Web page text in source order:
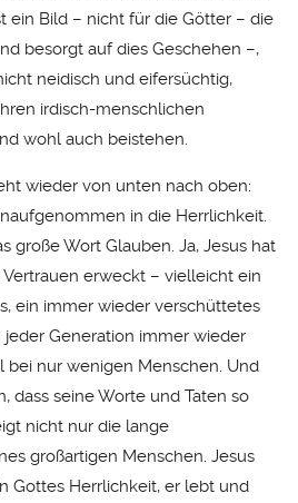
ein Bild – nicht für die Götter – die
besorgt auf dies Geschehen –,
neidisch und eifersüchtig,
irdisch-menschlichen
wohl auch beistehen.
wieder von unten nach oben:
in die Herrlichkeit.
große Wort Glauben. Ja, Jesus hat
erweckt – vielleicht ein
ein immer wieder verschüttetes
jeder Generation immer wieder
bei nur wenigen Menschen. Und
dass seine Worte und Taten so
nicht nur die lange
großartigen Menschen. Jesus
Gottes Herrlichkeit, er lebt und